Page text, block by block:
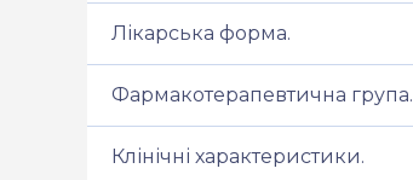
Лікарська форма.
Фармакотерапевтична група.
Клінічні характеристики.